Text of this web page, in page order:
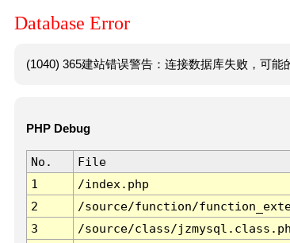
Database Error
(1040) 365建站错误警告：连接数据库失败，可能
PHP Debug
No. File
1
/index.php
2
/source/function/
3
/source/class/